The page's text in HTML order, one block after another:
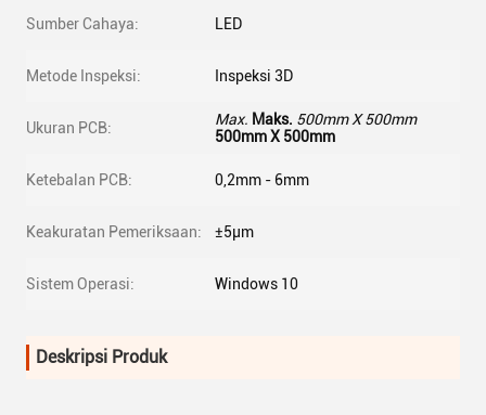
Sumber Cahaya: LED
Metode Inspeksi: Inspeksi 3D
Ukuran PCB: Max. Maks. 500mm X 500mm
500mm X 500mm
Ketebalan PCB: 0,2mm - 6mm
Keakuratan Pemeriksaan: ±5μm
Sistem Operasi: Windows 10
Deskripsi Produk